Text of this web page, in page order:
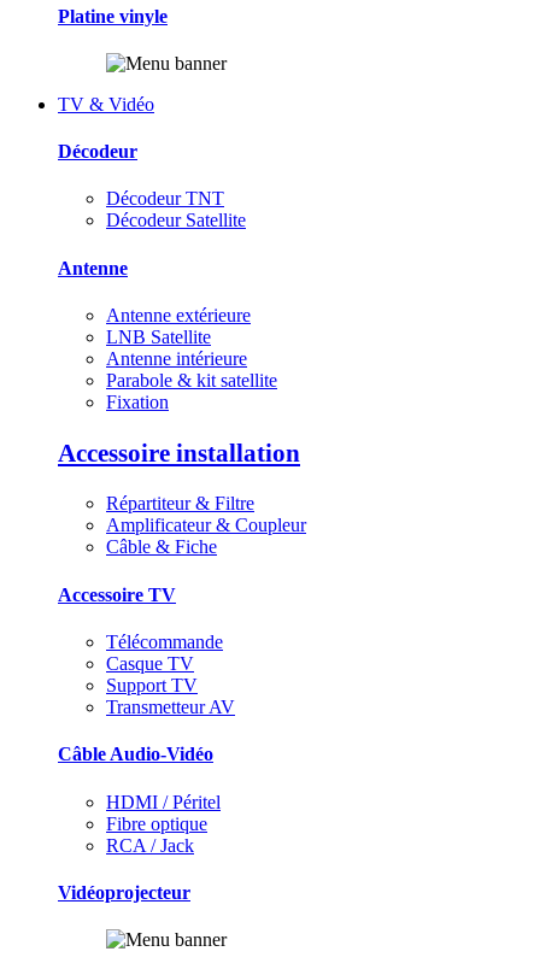
Platine vinyle
TV & Vidéo
Décodeur
Décodeur TNT
Décodeur Satellite
Antenne
Antenne extérieure
LNB Satellite
Antenne intérieure
Parabole & kit satellite
Fixation
Accessoire installation
Répartiteur & Filtre
Amplificateur & Coupleur
Câble & Fiche
Accessoire TV
Télécommande
Casque TV
Support TV
Transmetteur AV
Câble Audio-Vidéo
HDMI / Péritel
Fibre optique
RCA / Jack
Vidéoprojecteur